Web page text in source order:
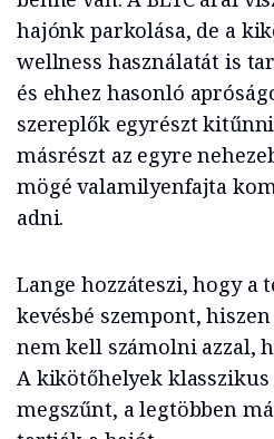
hajónk parkolása, de a
wellness használatát is
és ehhez hasonló
szereplők egyrészt
másrészt az egyre
mögé valamilyenfajta
adni.
Lange hozzáteszi, hogy a
kevésbé szempont,
nem kell számolni azzal,
A kikötőhelyek klasszikus
megszűnt, a legtöbben